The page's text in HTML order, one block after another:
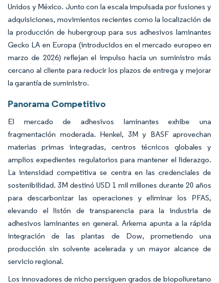
Unidos y México. Junto con la escala impulsada por fusiones y
adquisiciones, movimientos recientes como la localización de
la producción de hubergroup para sus adhesivos laminantes
Gecko LA en Europa (introducidos en el mercado europeo en
marzo de 2026) reflejan el impulso hacia un suministro más
cercano al cliente para reducir los plazos de entrega y mejorar
la garantía de suministro.
Panorama Competitivo
El mercado de adhesivos laminantes exhibe una
fragmentación moderada. Henkel, 3M y BASF aprovechan
materias primas integradas, centros técnicos globales y
amplios expedientes regulatorios para mantener el liderazgo.
La intensidad competitiva se centra en las credenciales de
sostenibilidad. 3M destinó USD 1 mil millones durante 20 años
para descarbonizar las operaciones y eliminar los PFAS,
elevando el listón de transparencia para la industria de
adhesivos laminantes en general. Arkema apunta a la rápida
integración de las plantas de Dow, prometiendo una
producción sin solvente acelerada y un mayor alcance de
servicio regional.
Los innovadores de nicho persiguen grados de biopoliuretano